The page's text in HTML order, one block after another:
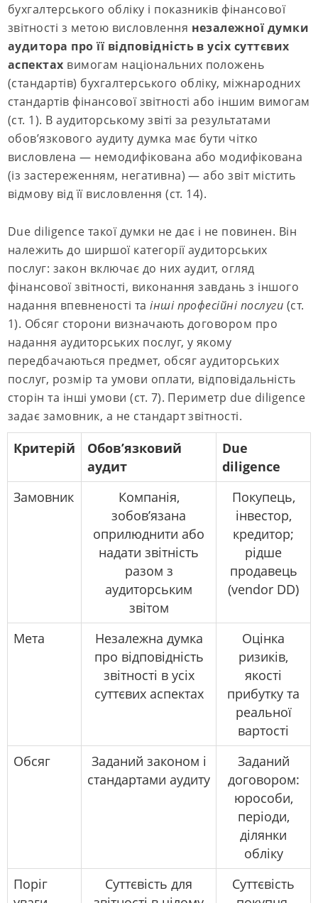
бухгалтерського обліку і показників фінансової
звітності з метою висловлення незалежної думки
аудитора про її відповідність в усіх суттєвих
аспектах вимогам національних положень
(стандартів) бухгалтерського обліку, міжнародних
стандартів фінансової звітності або іншим вимогам
(ст. 1). В аудиторському звіті за результатами
обов’язкового аудиту думка має бути чітко
висловлена — немодифікована або модифікована
(із застереженням, негативна) — або звіт містить
відмову від її висловлення (ст. 14).
Due diligence такої думки не дає і не повинен. Він
належить до ширшої категорії аудиторських
послуг: закон включає до них аудит, огляд
фінансової звітності, виконання завдань з іншого
надання впевненості таінші професійні послуги (ст.
1). Обсяг сторони визначають договором про
надання аудиторських послуг, у якому
передбачаються предмет, обсяг аудиторських
послуг, розмір та умови оплати, відповідальність
сторін та інші умови (ст. 7). Периметр due diligence
задає замовник, а не стандарт звітності.
Критерій
Обов’язковий
аудит
Due
diligence
Замовник
Компанія,
зобов’язана
оприлюднити або
надати звітність
разом з
аудиторським
звітом
Покупець,
інвестор,
кредитор;
рідше
продавець
(vendor DD)
Мета
Незалежна думка
про відповідність
звітності в усіх
суттєвих аспектах
Оцінка
ризиків,
якості
прибутку та
реальної
вартості
Обсяг
Заданий законом і
стандартами аудиту
Заданий
договором:
юрособи,
періоди,
ділянки
обліку
Поріг
Суттєвість для
Суттєвість